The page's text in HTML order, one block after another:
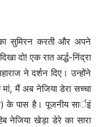
सुमिरन करती और अपने
दो! एक रात अर्द्ध-निंद्रा
ने दर्शन दिए। उन्होंने
मैं अब नेजिया डेरा सच्चा
के पास है। पूजनीय सार्इं
नेजिया खेड़ा डेरे का सारा